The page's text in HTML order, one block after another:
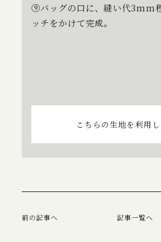
⑨バッグの口に、縫い代3mm
ッチをかけて完成。
こちらの生地を利用
前の記事へ 記事一覧へ